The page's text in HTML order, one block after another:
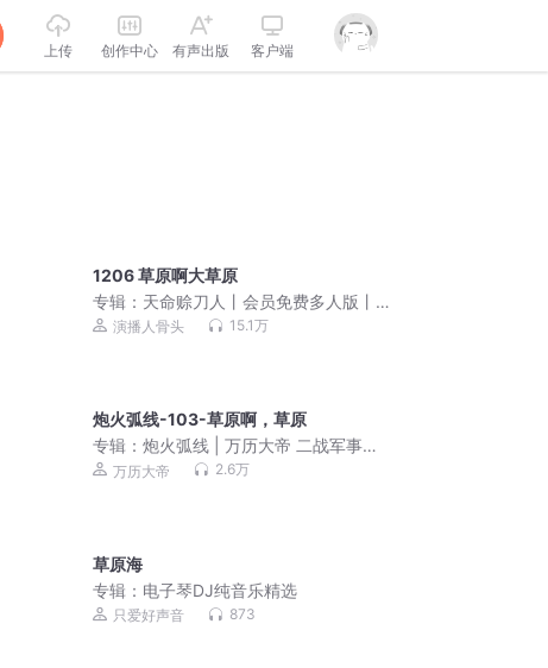
上传 创作中心 有声出版 客户端
1206 草原啊大草原
专辑： 天命赊刀人丨会员免费多人版丨
道士风水丨奇门秘术
演播人骨头 15.1万
炮火弧线-103-草原啊，草原
专辑：炮火弧线 | 万历大帝 二战军事战
场神作|多人有声剧
万历大帝 2.6万
草原海
专辑： 电子琴DJ纯音乐精选
只爱好声音 873